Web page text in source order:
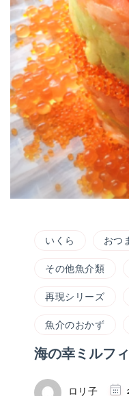
いくら おつ
その他魚介類
再現シリーズ
魚介のおかず
海の幸ミルフ
ロリ子